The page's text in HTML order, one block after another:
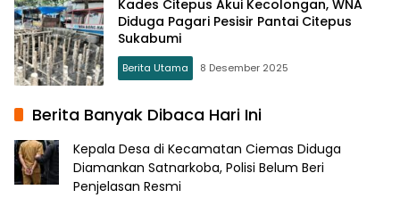
Kades Citepus Akui Kecolongan, WNA
Diduga Pagari Pesisir Pantai Citepus
Sukabumi
Berita Utama 8 Desember 2025
Berita Banyak Dibaca Hari Ini
Kepala Desa di Kecamatan Ciemas Diduga
Diamankan Satnarkoba, Polisi Belum Beri
Penjelasan Resmi